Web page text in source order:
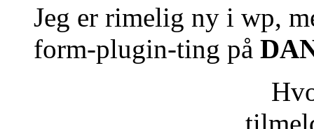
Jeg er rimelig ny i wp,
form-plugin-ting på